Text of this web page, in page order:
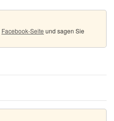
Facebook-Seite und sagen Sie